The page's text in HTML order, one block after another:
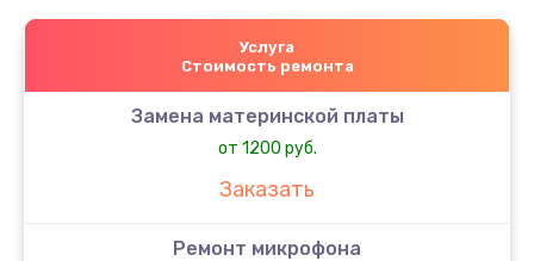
Услуга
Стоимость ремонта
Замена материнской платы
от 1200 руб.
Заказать
Ремонт микрофона